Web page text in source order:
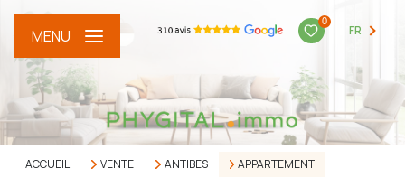
0
FR
MENU
ACCUEIL VENTE ANTIBES APPARTEMENT